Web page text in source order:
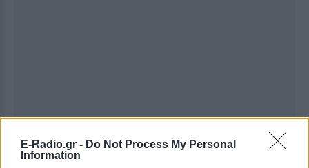
E-Radio.gr - Do Not Process My Personal
Information